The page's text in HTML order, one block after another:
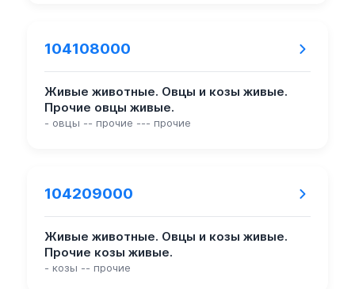
104108000
Живые животные. Овцы и козы живые.
Прочие овцы живые.
- овцы -- прочие --- прочие
104209000
Живые животные. Овцы и козы живые.
Прочие козы живые.
- козы -- прочие